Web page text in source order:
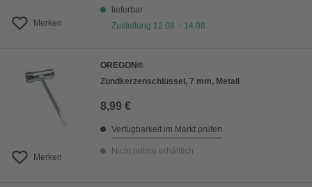
Merken
lieferbar
Zustellung 12.08. - 14.08.
Merken
OREGON®
Zündkerzenschlüssel, 7 mm, Metall
8,99 €
Verfügbarkeit im Markt prüfen
Nicht online erhältlich